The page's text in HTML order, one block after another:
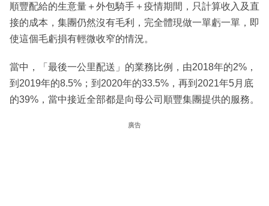
順豐配給的生意量＋外包騎手＋疫情期間，只計算收入及直
接的成本，集團仍然沒有毛利，完全體現做一單虧一單，即
使這個毛虧損有輕微收窄的情況。
當中，「最後一公里配送」的業務比例，由2018年的2%，
到2019年的8.5%；到2020年的33.5%，再到2021年5月底
的39%，當中接近全部都是向母公司順豐集團提供的服務。
廣告